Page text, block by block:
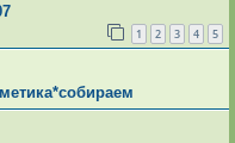
1 2 3 4 5